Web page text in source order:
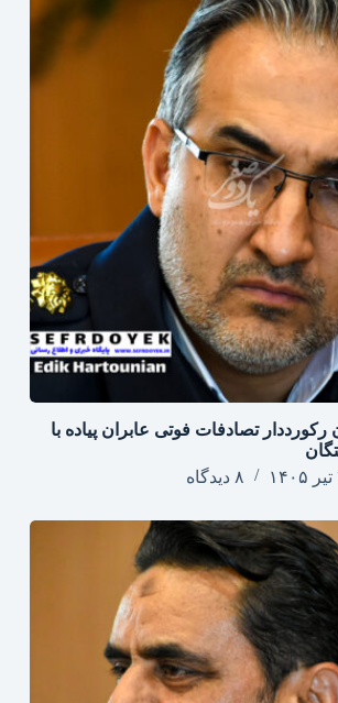
رکورددار تصادفات فوتی عابران پیاده با
۸ دیدگاه